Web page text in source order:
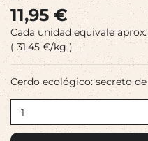
11,95 €
Cada unidad equivale
( 31,45 €/kg )
Cerdo ecológico: secreto